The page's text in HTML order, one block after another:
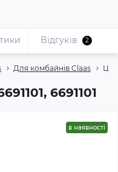
Для комбайнів Claas
6691101
Відгуків 2
в наявності